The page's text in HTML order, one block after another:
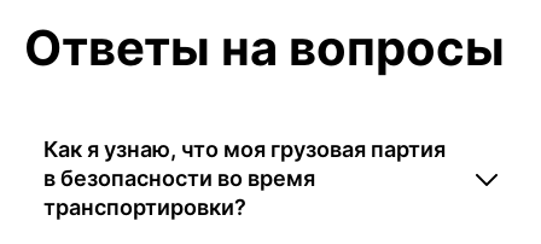
Ответы на вопросы
Как я узнаю, что моя грузовая партия
в безопасности во время
транспортировки?